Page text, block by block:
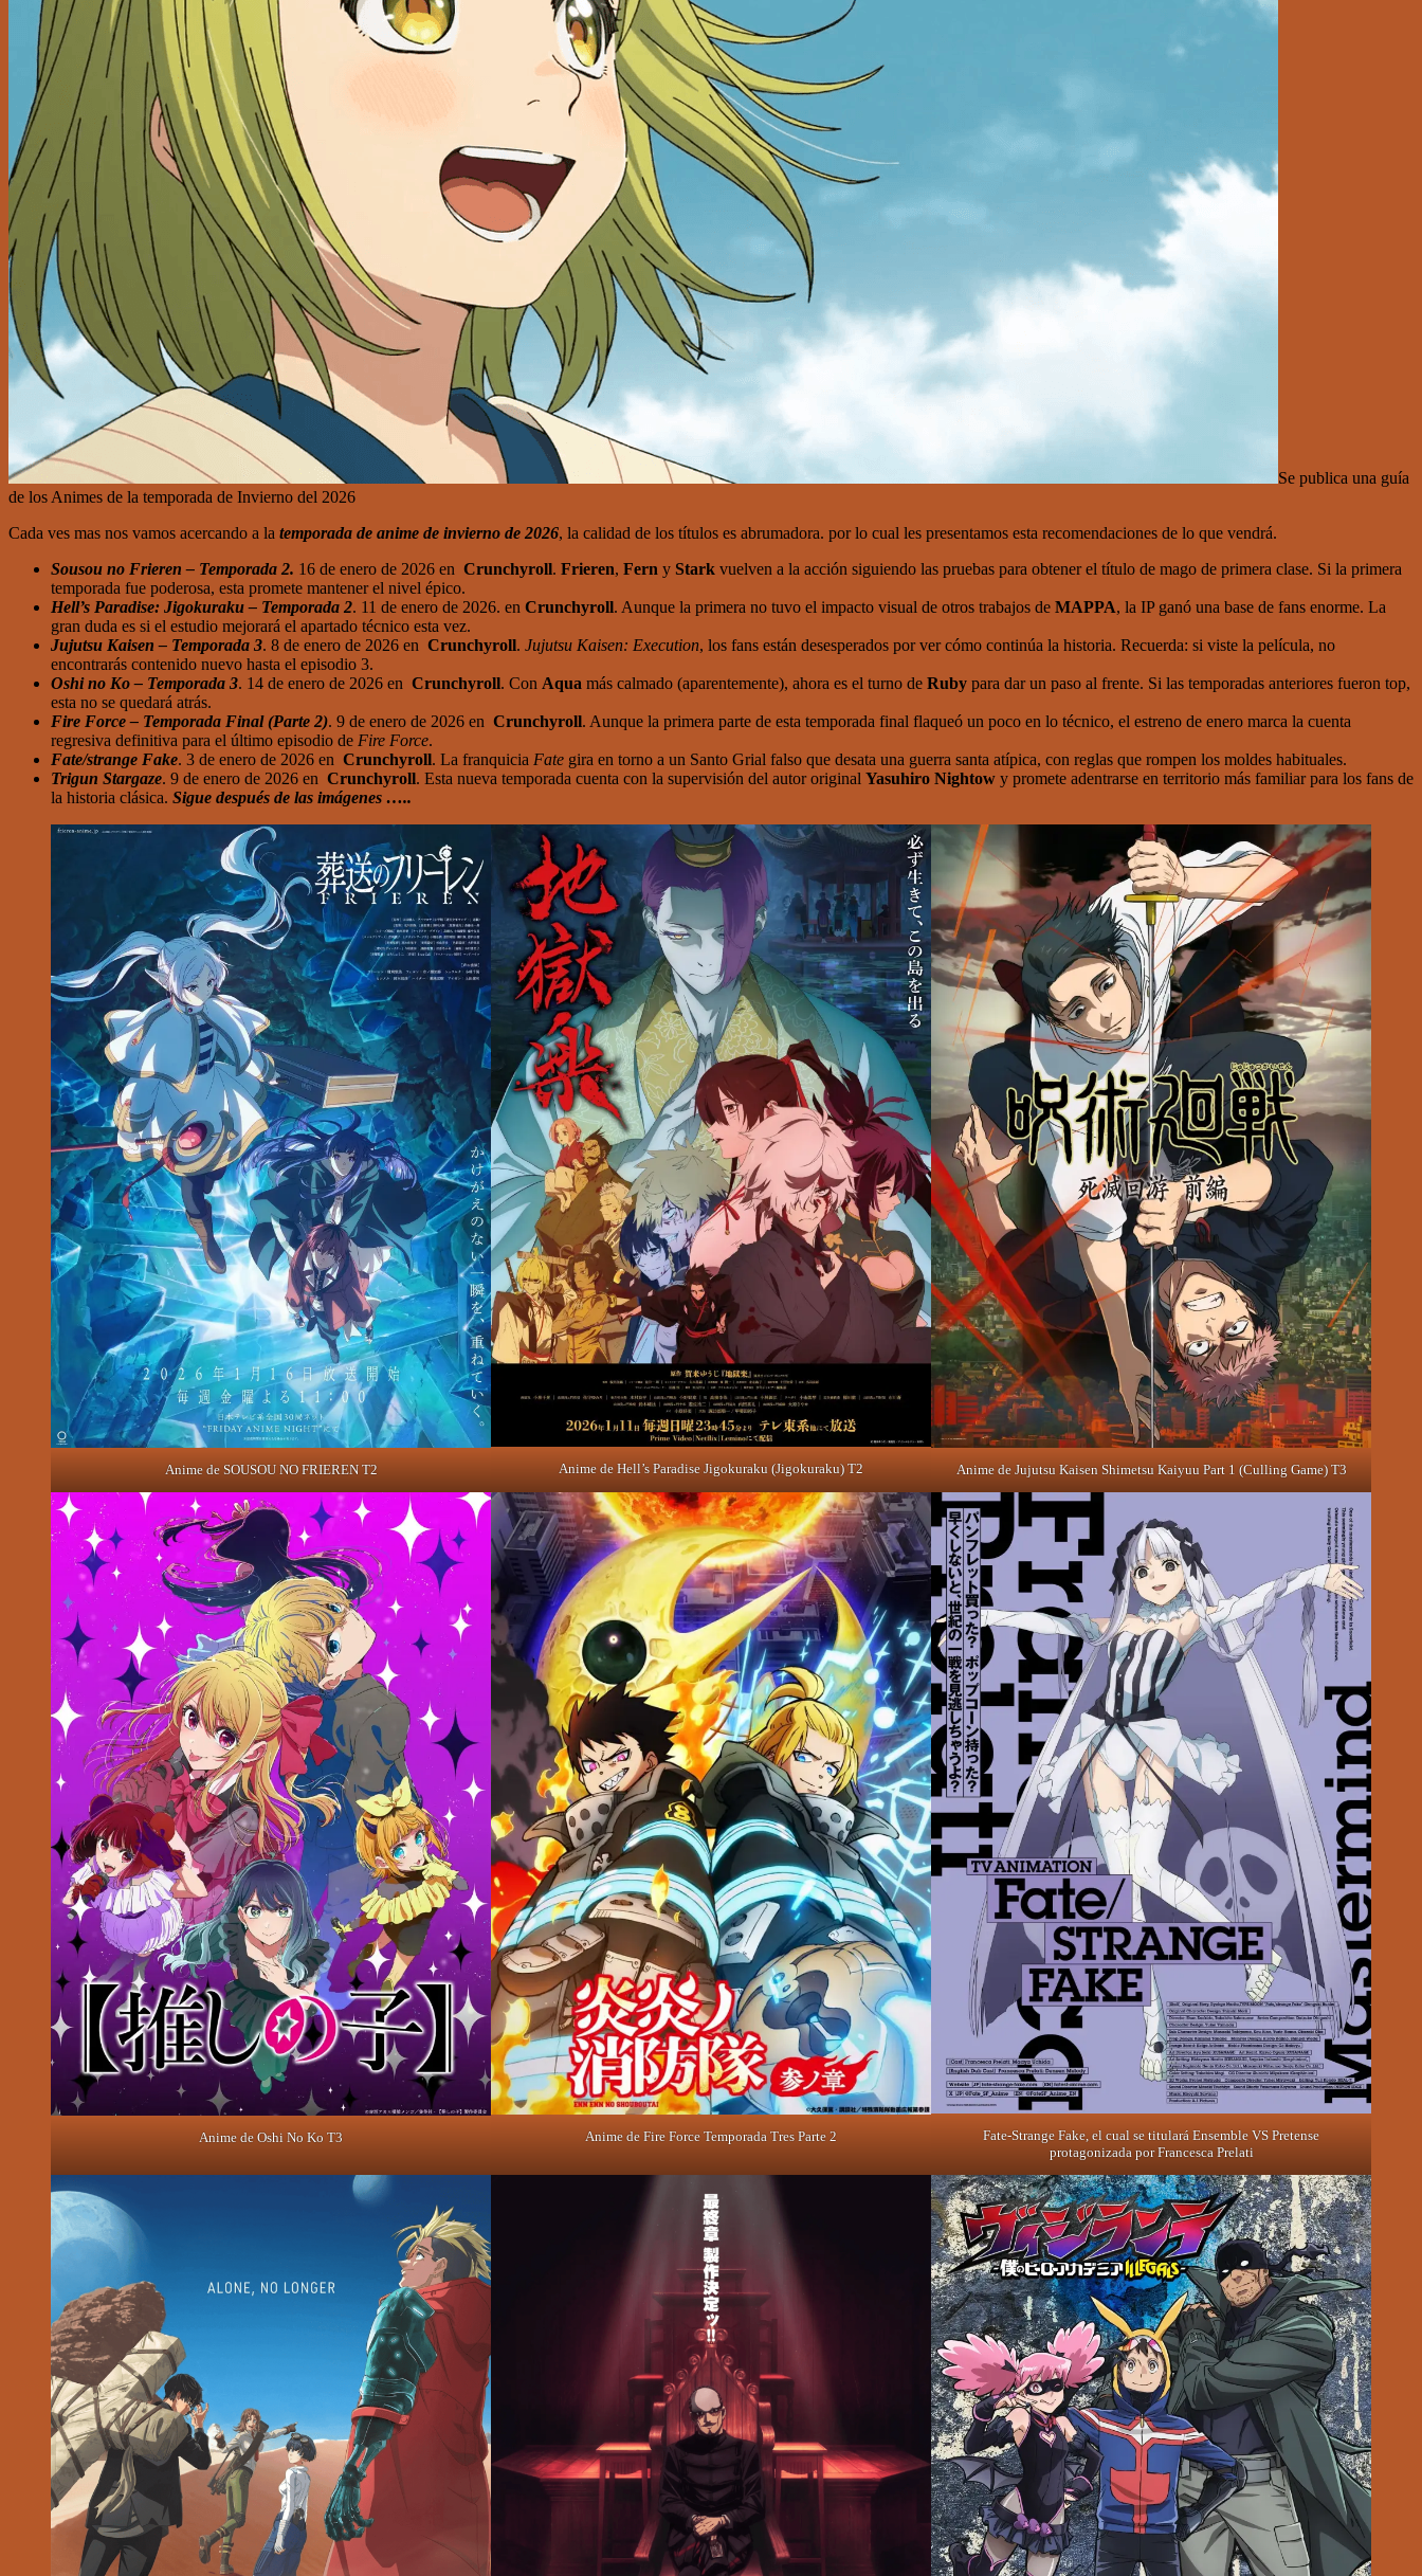
Se publica una guía
de los Animes de la temporada de Invierno del 2026
Cada ves mas nos vamos acercando a la temporada de anime de invierno de 2026, la calidad de los títulos es abrumadora. por lo cual les presentamos esta recomendaciones de lo que vendrá.
Sousou no Frieren – Temporada 2. 16 de enero de 2026 en Crunchyroll. Frieren, Fern y Stark vuelven a la acción siguiendo las pruebas para obtener el título de mago de primera clase. Si la primera
temporada fue poderosa, esta promete mantener el nivel épico.
Hell’s Paradise: Jigokuraku – Temporada 2. 11 de enero de 2026. en Crunchyroll. Aunque la primera no tuvo el impacto visual de otros trabajos de MAPPA, la IP ganó una base de fans enorme. La
gran duda es si el estudio mejorará el apartado técnico esta vez.
Jujutsu Kaisen – Temporada 3. 8 de enero de 2026 en Crunchyroll. Jujutsu Kaisen: Execution, los fans están desesperados por ver cómo continúa la historia. Recuerda: si viste la película, no
encontrarás contenido nuevo hasta el episodio 3.
Oshi no Ko – Temporada 3. 14 de enero de 2026 en Crunchyroll. Con Aqua más calmado (aparentemente), ahora es el turno de Ruby para dar un paso al frente. Si las temporadas anteriores fueron top,
esta no se quedará atrás.
Fire Force – Temporada Final (Parte 2). 9 de enero de 2026 en Crunchyroll. Aunque la primera parte de esta temporada final flaqueó un poco en lo técnico, el estreno de enero marca la cuenta
regresiva definitiva para el último episodio de Fire Force.
Fate/strange Fake. 3 de enero de 2026 en Crunchyroll. La franquicia Fate gira en torno a un Santo Grial falso que desata una guerra santa atípica, con reglas que rompen los moldes habituales.
Trigun Stargaze. 9 de enero de 2026 en Crunchyroll. Esta nueva temporada cuenta con la supervisión del autor original Yasuhiro Nightow y promete adentrarse en territorio más familiar para los fans de
la historia clásica. Sigue después de las imágenes …..
Anime de SOUSOU NO FRIEREN T2 Anime de Hell’s Paradise Jigokuraku (Jigokuraku) T2 Anime de Jujutsu Kaisen Shimetsu Kaiyuu Part 1 (Culling Game) T3
Anime de Oshi No Ko T3 Anime de Fire Force Temporada Tres Parte 2
Fate-Strange Fake, el cual se titulará Ensemble VS Pretense
protagonizada por Francesca Prelati